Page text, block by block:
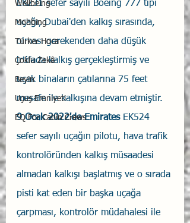
Wellbeing
Mobbing
Türker Hoca
Çoklu Zekâ
Beyin
Uçuş Emniyeti
EQ For Cabin Crews
EK231 sefer sayılı Boeing 777 tipi
uçağı, Dubai'den kalkış sırasında,
olması gerekenden daha düşük
irtifada kalkış gerçekleştirmiş ve
uçak binaların çatılarına 75 feet
mesafe ile kalkışına devam etmiştir.
9 Ocak 2022'de Emirates EK524
sefer sayılı uçağın pilotu, hava trafik
kontrolöründen kalkış müsaadesi
almadan kalkışı başlatmış ve o sırada
pisti kat eden bir başka uçağa
çarpması, kontrolör müdahalesi ile